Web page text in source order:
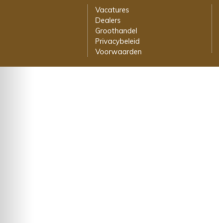
Vacatures
Dealers
Groothandel
Privacybeleid
Voorwaarden